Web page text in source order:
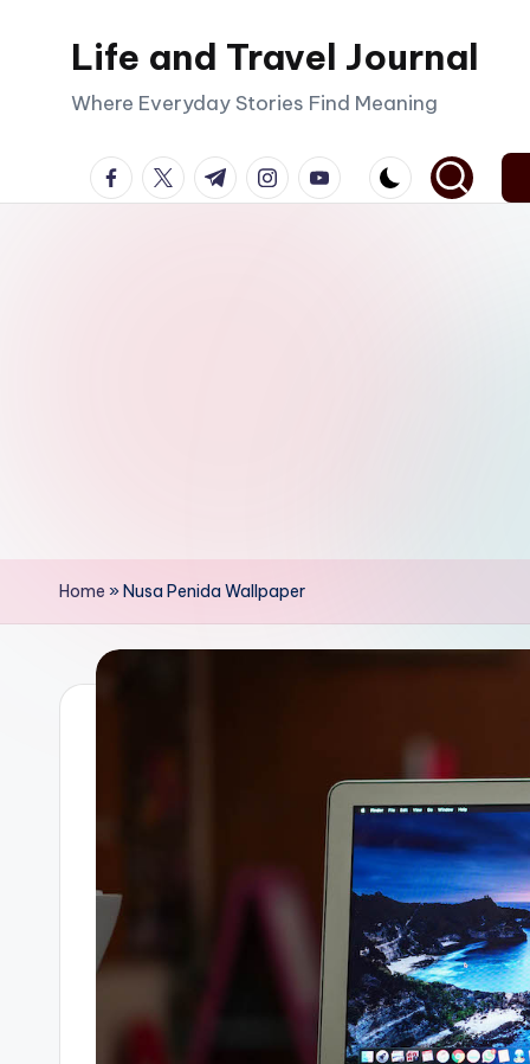
Life and Travel Journal
Where Everyday Stories Find Meaning
facebook.com
twitter.com
t.me instagram.com
youtube.com
Home »Nusa Penida Wallpaper